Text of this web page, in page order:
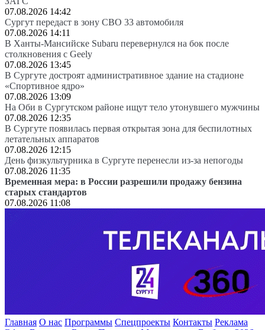
07.08.2026 14:42
Сургут передаст в зону СВО 33 автомобиля
07.08.2026 14:11
В Ханты-Мансийске Subaru перевернулся на бок после
столкновения с Geely
07.08.2026 13:45
В Сургуте достроят административное здание на стадионе
«Спортивное ядро»
07.08.2026 13:09
На Оби в Сургутском районе ищут тело утонувшего мужчины
07.08.2026 12:35
В Сургуте появилась первая открытая зона для беспилотных
летательных аппаратов
07.08.2026 12:15
День физкультурника в Сургуте перенесли из-за непогоды
07.08.2026 11:35
Временная мера: в России разрешили продажу бензина
старых стандартов
07.08.2026 11:08
Главная О нас Программы Спецпроекты Контакты Реклама